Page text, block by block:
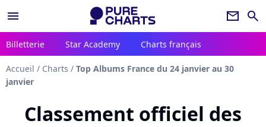
menu newsletter search
Billetterie Star Academy Charts français
Accueil / Charts / Top Albums France du 24 janvier au 30
janvier
Classement officiel des